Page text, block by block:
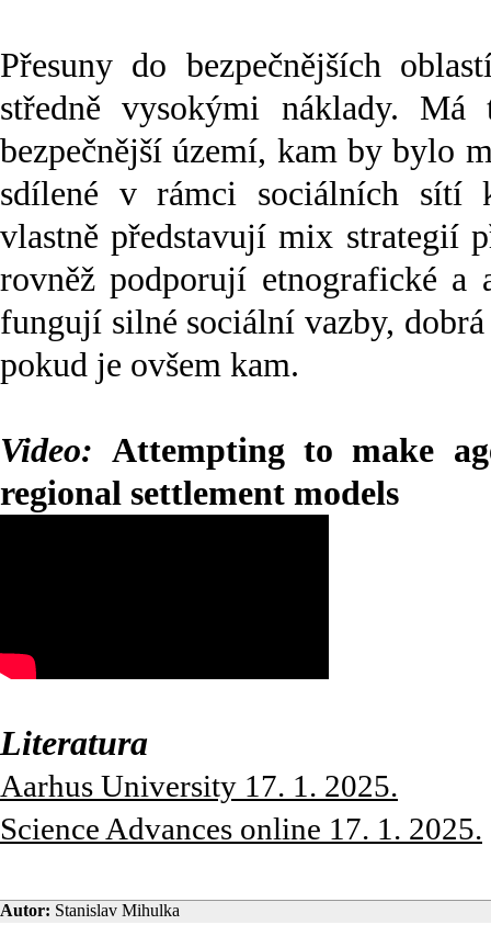
Přesuny do bezpečnějších
středně vysokými náklady.
bezpečnější území, kam by bylo
sdílené v rámci sociálních sítí
vlastně představují mix strategií
rovněž podporují etnografické a
fungují silné sociální vazby,
pokud je ovšem kam.
Video:Attempting to make
regional settlement models
Literatura
Aarhus University 17. 1. 2025.
Science Advances online 17. 1. 2025.
Autor: Stanislav Mihulka